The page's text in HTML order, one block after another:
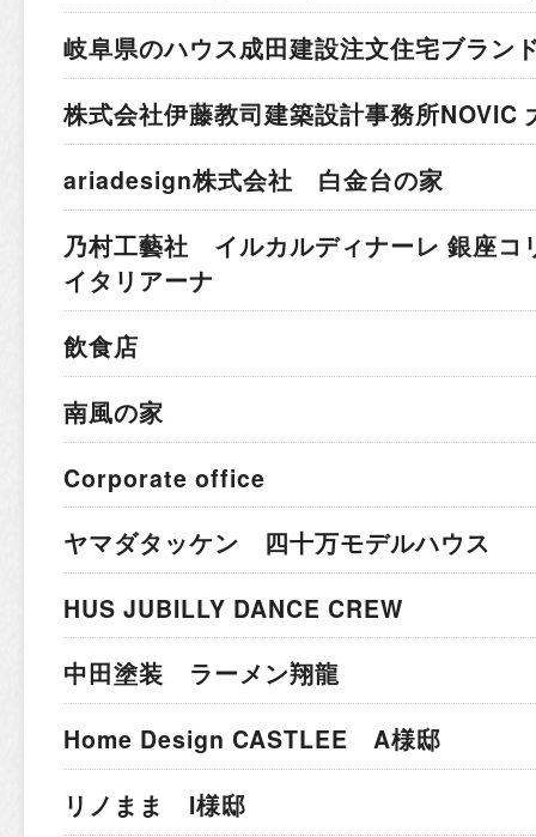
岐阜県のハウス成田建設注文住宅ブラン
株式会社伊藤教司建築設計事務所NOVIC
ariadesign株式会社 白金台の家
乃村工藝社 イルカルディナーレ 銀座
イタリアーナ
飲食店
南風の家
Corporate office
ヤマダタッケン 四十万モデルハウス
HUS JUBILLY DANCE CREW
中田塗装 ラーメン翔龍
Home Design CASTLEE A様邸
リノまま I様邸